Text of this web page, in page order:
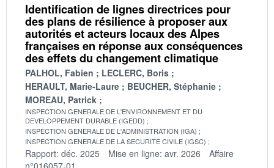
Identification de lignes directrices pour
des plans de résilience à proposer aux
autorités et acteurs locaux des Alpes
françaises en réponse aux conséquences
des effets du changement climatique
PALHOL, Fabien
LECLERC, Boris
HERAULT, Marie-Laure
BEUCHER, Stéphanie
MOREAU, Patrick
INSPECTION GENERALE DE L'ENVIRONNEMENT ET DU
DEVELOPPEMENT DURABLE (IGEDD)
INSPECTION GENERALE DE L'ADMINISTRATION (IGA)
INSPECTION GENERALE DE LA SECURITE CIVILE (IGSC)
Rapport: déc. 2025 Mise en ligne: avr. 2026
Affaire
n°016057-01